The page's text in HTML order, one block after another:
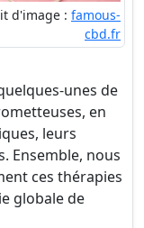
d'image : famous-
cbd.fr
unes de
en
leurs
Ensemble, nous
ces thérapies
globale de